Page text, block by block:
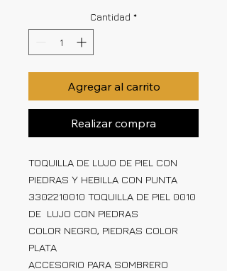
Cantidad *
Agregar al carrito
Realizar compra
TOQUILLA DE LUJO DE PIEL CON
PIEDRAS Y HEBILLA CON PUNTA
3302210010 TOQUILLA DE PIEL 0010
DE LUJO CON PIEDRAS
COLOR NEGRO, PIEDRAS COLOR
PLATA
ACCESORIO PARA SOMBRERO